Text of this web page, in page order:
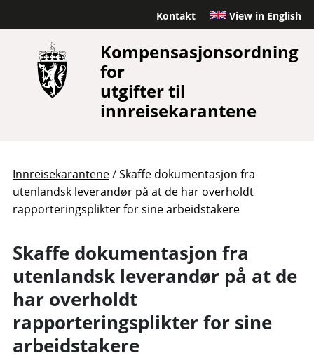
Kontakt View in English
Kompensasjonsordning
for
utgifter til
innreisekarantene
Innreisekarantene/Skaffe dokumentasjon fra
utenlandsk leverandør på at de har overholdt
rapporteringsplikter for sine arbeidstakere
Skaffe dokumentasjon fra
utenlandsk leverandør på at de
har overholdt
rapporteringsplikter for sine
arbeidstakere